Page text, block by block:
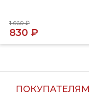
1 660 ₽
830 ₽
ПОКУПАТЕЛЯМ